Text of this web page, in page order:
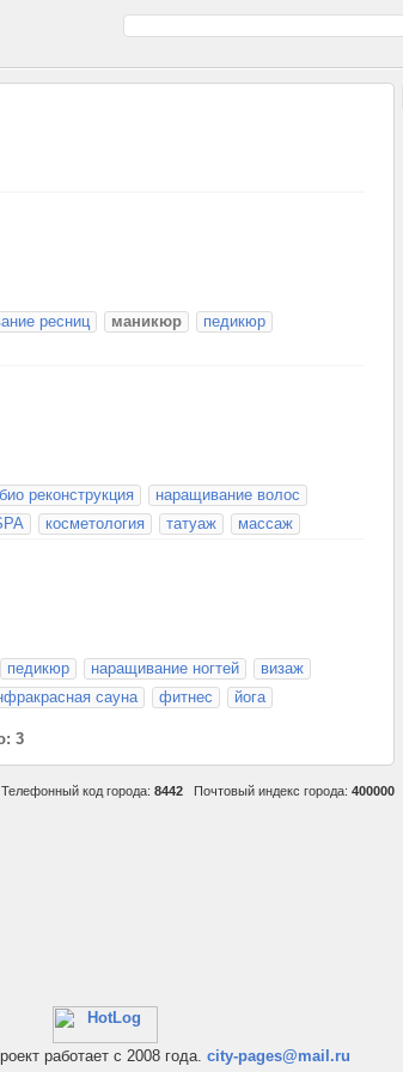
ресниц маникюр
педикюр
био реконструкция
наращивание волос
косметология татуаж массаж
педикюр наращивание ногтей
визаж
сауна фитнес
йога
3
Телефонный код города: 8442 Почтовый индекс города: 400000
работает с 2008 года. city-pages@mail.ru